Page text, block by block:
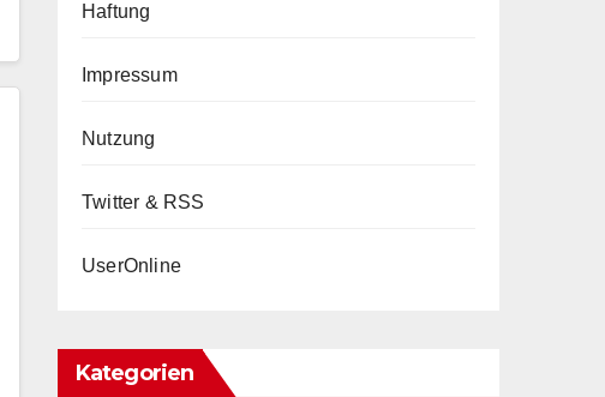
Haftung
Impressum
Nutzung
Twitter & RSS
UserOnline
Kategorien